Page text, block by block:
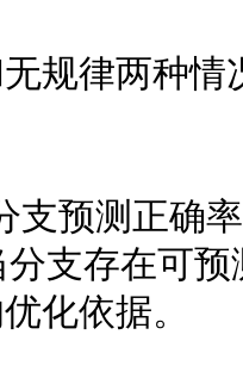
律两种情
预测正确率
支存在可
化依据。